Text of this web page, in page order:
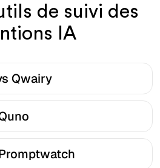
de suivi des
IA
Qwairy